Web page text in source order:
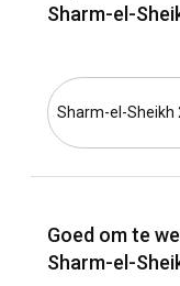
Sharm-el-
Sharm-el-Sheikh
Goed om te
Sharm-el-